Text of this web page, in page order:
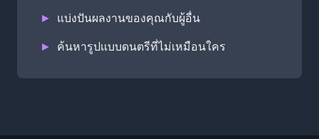
► แบ่งปันผลงานของคุณกับผู้อื่น
► ค้นหารูปแบบดนตรีที่ไม่เหมือนใคร